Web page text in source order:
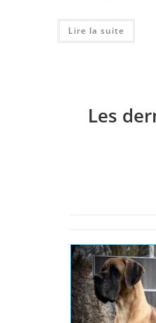
Lire la suite
Les